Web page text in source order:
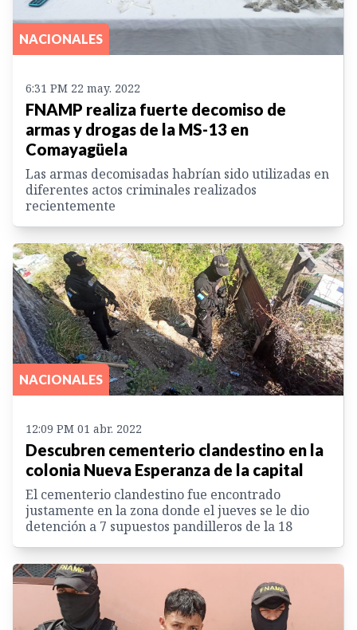
NACIONALES
6:31 PM 22 may. 2022
FNAMP realiza fuerte decomiso de
armas y drogas de la MS-13 en
Comayagüela
Las armas decomisadas habrían sido utilizadas en
diferentes actos criminales realizados
recientemente
NACIONALES
12:09 PM 01 abr. 2022
Descubren cementerio clandestino en la
colonia Nueva Esperanza de la capital
El cementerio clandestino fue encontrado
justamente en la zona donde el jueves se le dio
detención a 7 supuestos pandilleros de la 18